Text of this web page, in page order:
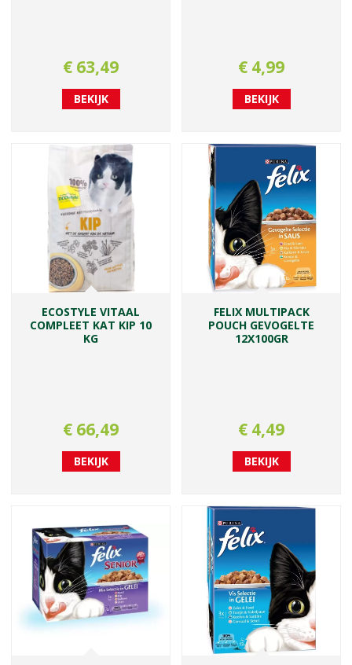
€ 63,49
BEKIJK
€ 4,99
BEKIJK
ECOSTYLE VITAAL
COMPLEET KAT KIP 10
KG
€ 66,49
BEKIJK
FELIX MULTIPACK
POUCH GEVOGELTE
12X100GR
€ 4,49
BEKIJK